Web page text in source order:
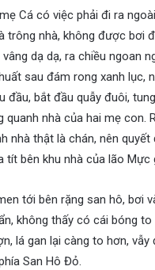
Cá có việc phải đi ra
trông nhà, không được bơi
dạ dạ, ra chiều ngoan
sau đám rong xanh lục,
đầu, bắt đầu quẫy đuôi,
quanh nhà của hai mẹ con.
nhà thật là chán, nên quyết
tít bên khu nhà của lão Mực
tới bên rặng san hô, bơi
không thấy có cái bóng
lá gan lại càng to hơn,
San Hô Đỏ.